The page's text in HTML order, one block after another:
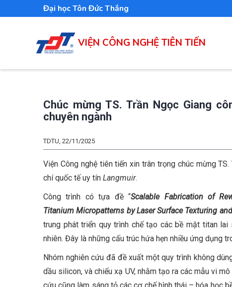
Đại học Tôn Đức Thắng
VIỆN CÔNG NGHỆ TIÊN TIẾN
Chúc mừng TS. Trần Ngọc Giang
chuyên ngành
TDTU, 22/11/2025
Viện Công nghệ tiên tiến xin trân trọng chúc mừng
chí quốc tế uy tín Langmuir.
Công trình có tựa đề “Scalable Fabrication of
Titanium Micropatterns by Laser Surface Texturing
trung phát triển quy trình chế tạo các bề mặt titan
nhiên. Đây là những cấu trúc hứa hẹn nhiều ứng dụng
Nhóm nghiên cứu đã đề xuất một quy trình không
dầu silicon, và chiếu xạ UV, nhằm tạo ra các mẫu vi